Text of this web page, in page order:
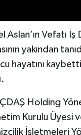
Vefatı İş
yakından
hayatını
Holding
Kurulu Üyesi
İşletmeleri